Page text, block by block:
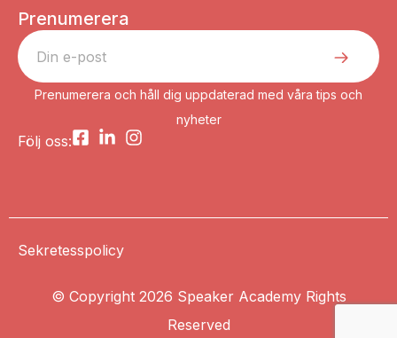
Prenumerera
Prenumerera och håll dig uppdaterad med våra tips och
nyheter
Följ oss:
Sekretesspolicy
© Copyright 2026 Speaker Academy Rights
Reserved